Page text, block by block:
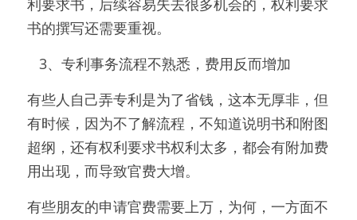
利要求书，后续容易失去很多机会的，权利要求
书的撰写还需要重视。
   3、专利事务流程不熟悉，费用反而增加
有些人自己弄专利是为了省钱，这本无厚非，但
有时候，因为不了解流程，不知道说明书和附图
超纲，还有权利要求书权利太多，都会有附加费
用出现，而导致官费大增。
有些朋友的申请官费需要上万，为何，一方面不